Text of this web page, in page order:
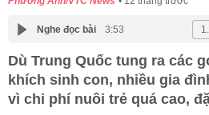
Nghe đọc bài 3:53
Dù Trung Quốc tung ra các
khích sinh con, nhiều gia
vì chi phí nuôi trẻ quá cao,